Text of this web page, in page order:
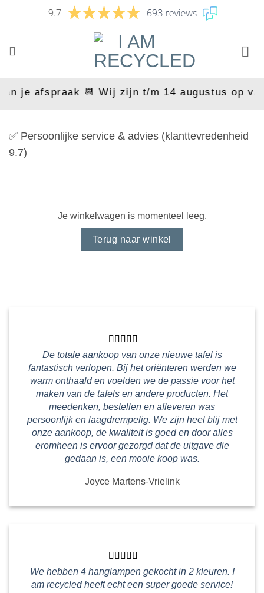
je afspraak 📆 Wij zijn t/m 14 augustus op
✅ Persoonlijke service & advies (klanttevredenheid
9.7)
Je winkelwagen is momenteel leeg.
Terug naar winkel
De totale aankoop van onze nieuwe tafel is
fantastisch verlopen. Bij het oriënteren werden we
warm onthaald en voelden we de passie voor het
maken van de tafels en andere producten. Het
meedenken, bestellen en afleveren was
persoonlijk en laagdrempelig. We zijn heel blij met
onze aankoop, de kwaliteit is goed en door alles
eromheen is ervoor gezorgd dat de uitgave die
gedaan is, een mooie koop was.
Joyce Martens-Vrielink
We hebben 4 hanglampen gekocht in 2 kleuren. I
am recycled heeft echt een super goede service!